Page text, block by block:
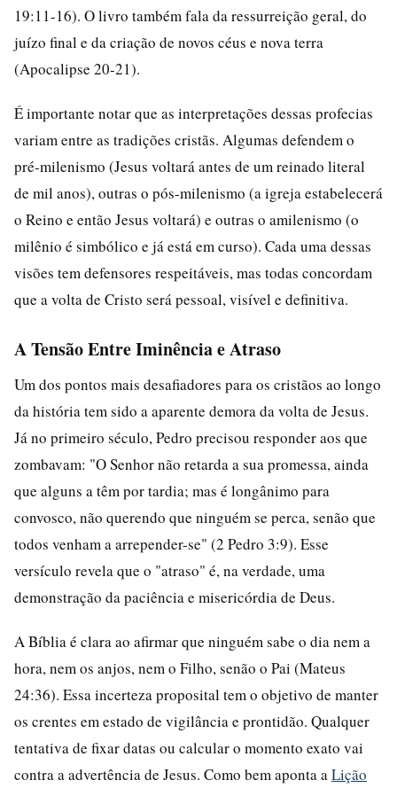
19:11-16). O livro também fala da ressurreição geral, do
juízo final e da criação de novos céus e nova terra
(Apocalipse 20-21).
É importante notar que as interpretações dessas profecias
variam entre as tradições cristãs. Algumas defendem o
pré-milenismo (Jesus voltará antes de um reinado literal
de mil anos), outras o pós-milenismo (a igreja estabelecerá
o Reino e então Jesus voltará) e outras o amilenismo (o
milênio é simbólico e já está em curso). Cada uma dessas
visões tem defensores respeitáveis, mas todas concordam
que a volta de Cristo será pessoal, visível e definitiva.
A Tensão Entre Iminência e Atraso
Um dos pontos mais desafiadores para os cristãos ao longo
da história tem sido a aparente demora da volta de Jesus.
Já no primeiro século, Pedro precisou responder aos que
zombavam: "O Senhor não retarda a sua promessa, ainda
que alguns a têm por tardia; mas é longânimo para
convosco, não querendo que ninguém se perca, senão que
todos venham a arrepender-se" (2 Pedro 3:9). Esse
versículo revela que o "atraso" é, na verdade, uma
demonstração da paciência e misericórdia de Deus.
A Bíblia é clara ao afirmar que ninguém sabe o dia nem a
hora, nem os anjos, nem o Filho, senão o Pai (Mateus
24:36). Essa incerteza proposital tem o objetivo de manter
os crentes em estado de vigilância e prontidão. Qualquer
tentativa de fixar datas ou calcular o momento exato vai
contra a advertência de Jesus. Como bem aponta a Lição